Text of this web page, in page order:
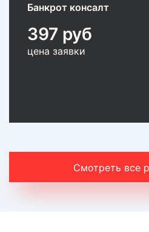
Банкрот консалт
397 руб
цена заявки
Смотреть все